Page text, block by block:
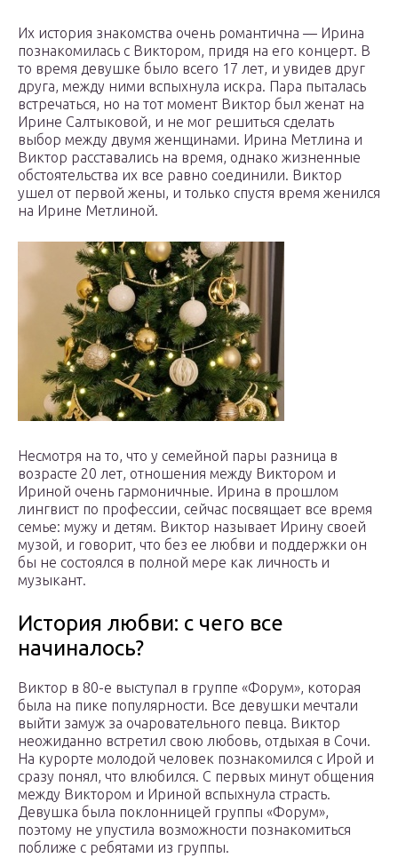
Их история знакомства очень романтична — Ирина
познакомилась с Виктором, придя на его концерт. В
то время девушке было всего 17 лет, и увидев друг
друга, между ними вспыхнула искра. Пара пыталась
встречаться, но на тот момент Виктор был женат на
Ирине Салтыковой, и не мог решиться сделать
выбор между двумя женщинами. Ирина Метлина и
Виктор расставались на время, однако жизненные
обстоятельства их все равно соединили. Виктор
ушел от первой жены, и только спустя время женился
на Ирине Метлиной.
Несмотря на то, что у семейной пары разница в
возрасте 20 лет, отношения между Виктором и
Ириной очень гармоничные. Ирина в прошлом
лингвист по профессии, сейчас посвящает все время
семье: мужу и детям. Виктор называет Ирину своей
музой, и говорит, что без ее любви и поддержки он
бы не состоялся в полной мере как личность и
музыкант.
История любви: с чего все
начиналось?
Виктор в 80-е выступал в группе «Форум», которая
была на пике популярности. Все девушки мечтали
выйти замуж за очаровательного певца. Виктор
неожиданно встретил свою любовь, отдыхая в Сочи.
На курорте молодой человек познакомился с Ирой и
сразу понял, что влюбился. С первых минут общения
между Виктором и Ириной вспыхнула страсть.
Девушка была поклонницей группы «Форум»,
поэтому не упустила возможности познакомиться
поближе с ребятами из группы.